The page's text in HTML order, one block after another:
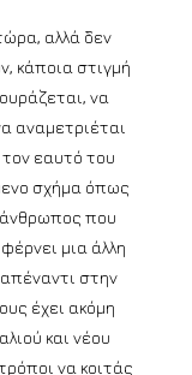
αλλά δεν
κάποια στιγμή
να
αναμετριέται
τον εαυτό του
σχήμα όπως
άνθρωπος που
μια άλλη
στην
έχει ακόμη
και νέου
να κοιτάς